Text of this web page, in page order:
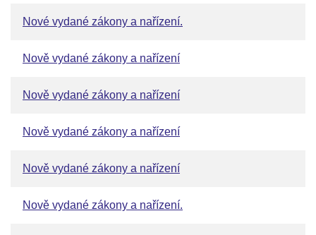
Nové vydané zákony a nařízení.
Nově vydané zákony a nařízení
Nově vydané zákony a nařízení
Nově vydané zákony a nařízení
Nově vydané zákony a nařízení
Nově vydané zákony a nařízení.